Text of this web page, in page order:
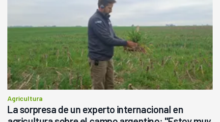
Agricultura
La sorpresa de un experto internacional en